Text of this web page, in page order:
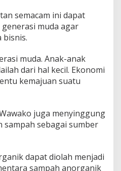
semacam ini dapat
muda agar
muda. Anak-anak
dari hal kecil. Ekonomi
kemajuan suatu
juga menyinggung
sebagai sumber
dapat diolah menjadi
sampah anorganik